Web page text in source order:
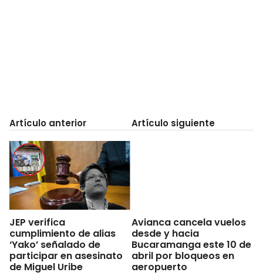
Artículo anterior
JEP verifica
cumplimiento de alias
‘Yako’ señalado de
participar en asesinato
de Miguel Uribe
Artículo siguiente
Avianca cancela vuelos
desde y hacia
Bucaramanga este 10 de
abril por bloqueos en
aeropuerto